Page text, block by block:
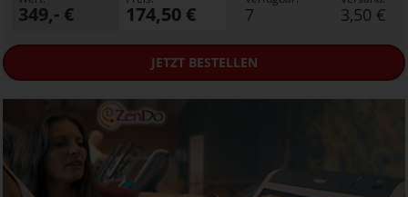
349,- € 174,50 € 7 3,50 €
JETZTBESTELLEN